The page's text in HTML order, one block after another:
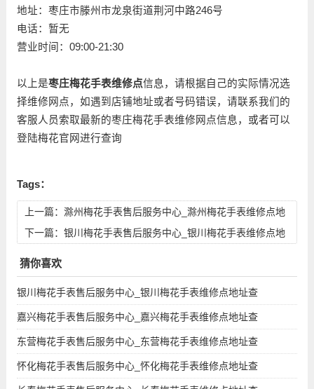
地址：枣庄市滕州市龙泉街道荆河中路246号
电话：暂无
营业时间：09:00-21:30
以上是枣庄梅花手表维修点信息，请根据自己的实际情况选
择维修网点，如遇到店铺地址或者号码错误，请联系我们的
客服人员索取最新的枣庄梅花手表维修网点信息，或者可以
登陆梅花官网进行查询
Tags：
上一篇： 滁州梅花手表售后服务中心_滁州梅花手表维修点地
址查询
下一篇： 银川梅花手表售后服务中心_银川梅花手表维修点地
猜你喜欢
银川梅花手表售后服务中心_银川梅花手表维修点地址查
嘉兴梅花手表售后服务中心_嘉兴梅花手表维修点地址查
东营梅花手表售后服务中心_东营梅花手表维修点地址查
怀化梅花手表售后服务中心_怀化梅花手表维修点地址查